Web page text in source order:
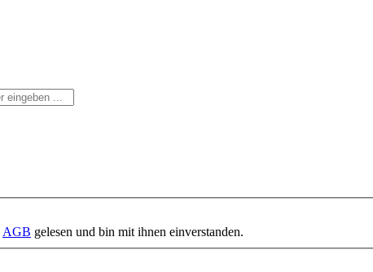
AGB gelesen und bin mit ihnen einverstanden.